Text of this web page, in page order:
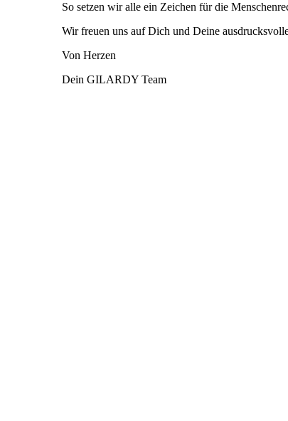
So setzen wir alle ein Zeichen für die
Wir freuen uns auf Dich und Deine
Von Herzen
Dein GILARDY Team